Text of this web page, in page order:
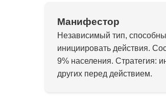
Манифестор
Независимый тип,
инициировать действия.
9% населения. Стратегия:
других перед действием.